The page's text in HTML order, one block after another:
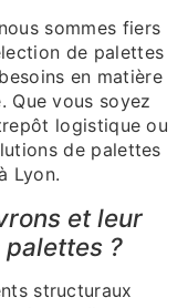
sommes fiers
de palettes
en matière
Que vous soyez
logistique ou
de palettes
Lyon.
et leur
?
structuraux